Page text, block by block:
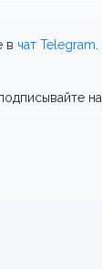
в чат Telegram
на